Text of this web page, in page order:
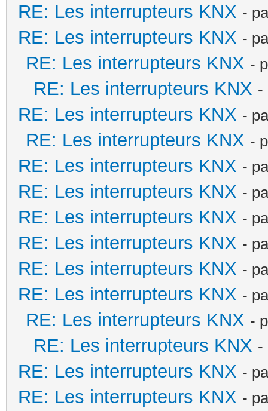
RE: Les interrupteurs KNX -
RE: Les interrupteurs KNX -
RE: Les interrupteurs KNX -
RE: Les interrupteurs KNX -
RE: Les interrupteurs KNX -
RE: Les interrupteurs KNX -
RE: Les interrupteurs KNX -
RE: Les interrupteurs KNX -
RE: Les interrupteurs KNX -
RE: Les interrupteurs KNX -
RE: Les interrupteurs KNX -
RE: Les interrupteurs KNX -
RE: Les interrupteurs KNX -
RE: Les interrupteurs KNX -
RE: Les interrupteurs KNX -
RE: Les interrupteurs KNX -